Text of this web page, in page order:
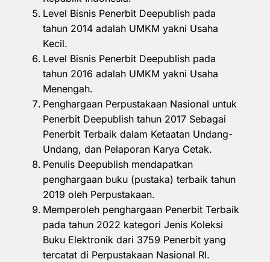
Level Bisnis Penerbit Deepublish pada
tahun 2014 adalah UMKM yakni Usaha
Kecil.
Level Bisnis Penerbit Deepublish pada
tahun 2016 adalah UMKM yakni Usaha
Menengah.
Penghargaan Perpustakaan Nasional untuk
Penerbit Deepublish tahun 2017 Sebagai
Penerbit Terbaik dalam Ketaatan Undang-
Undang, dan Pelaporan Karya Cetak.
Penulis Deepublish mendapatkan
penghargaan buku (pustaka) terbaik tahun
2019 oleh Perpustakaan.
Memperoleh penghargaan Penerbit Terbaik
pada tahun 2022 kategori Jenis Koleksi
Buku Elektronik dari 3759 Penerbit yang
tercatat di Perpustakaan Nasional RI.